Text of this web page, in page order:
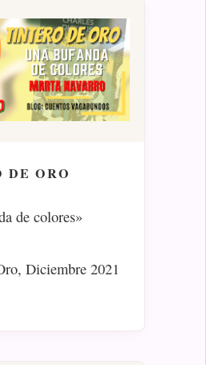
DE ORO
de colores»
Diciembre 2021